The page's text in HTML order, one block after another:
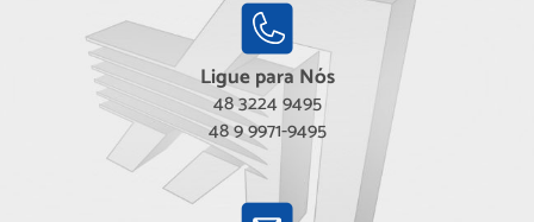
Ligue para Nós
48 3224 9495
48 9 9971-9495